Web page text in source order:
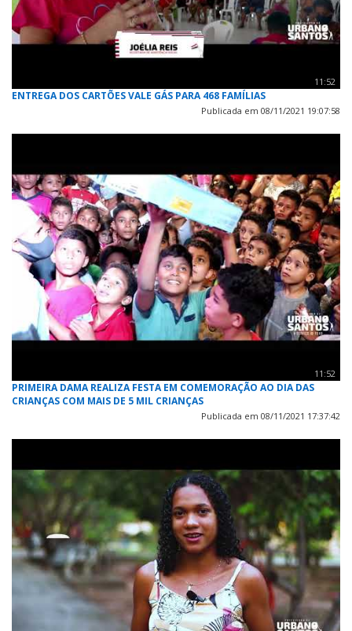
11:52
ENTREGA DOS CARTÕES VALE GÁS PARA 468 FAMÍLIAS
Publicada em 08/11/2021 19:07:58
11:52
PRIMEIRA DAMA REALIZA FESTA EM COMEMORAÇÃO AO DIA DAS
CRIANÇAS COM MAIS DE 5 MIL CRIANÇAS
Publicada em 08/11/2021 17:37:42